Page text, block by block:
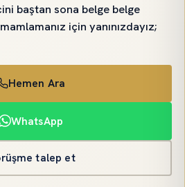
baştan sona belge belge
için yanınızdayız;
Hemen Ara
WhatsApp
talep et